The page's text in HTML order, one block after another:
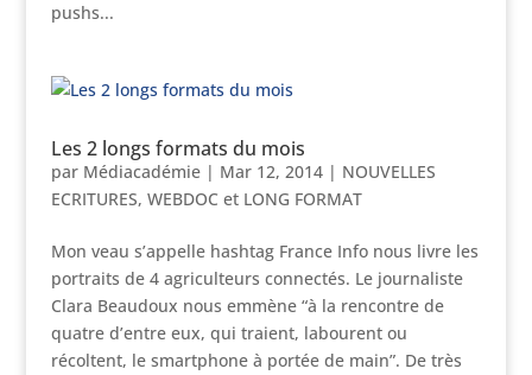
pushs...
Les 2 longs formats du mois
par Médiacadémie| Mar 12, 2014| NOUVELLES
ECRITURES, WEBDOC et LONG FORMAT
Mon veau s’appelle hashtag France Info nous livre les
portraits de 4 agriculteurs connectés. Le journaliste
Clara Beaudoux nous emmène “à la rencontre de
quatre d’entre eux, qui traient, labourent ou
récoltent, le smartphone à portée de main”. De très